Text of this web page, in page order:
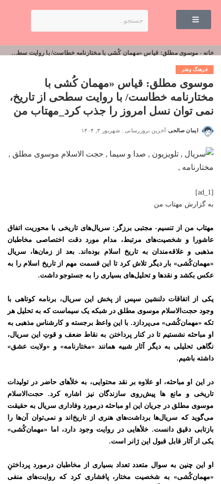
خانه - موسوی مطلق: قیاس «مهمان کُشی با مختارنامه خطاست/ با روایت سطحی از تاریخ، نمی توان نسل امروز را جذب کرد_مهتاب من
فرهنگ وهنر
موسوی مطلق: قیاس «مهمان کُشی با
مختارنامه خطاست/ با روایت سطحی از تاریخ،
نمی توان نسل امروز را جذب کرد_مهتاب من
ایمان صالحی آخرین بروزرسانی : شهریور ۳, ۱۴۰۴
[ad_1]
به گزارش مهتاب من
مهتاب من از تنسیم- مجتبی برزگر: سریال‌های تاریخی با محوریت اتفاق
عاشورا و شخصیت‌های مرتبط، مدام مورد دقت اختصاصی مخاطبان
مذهبی و علاقه‌مندان به تاریخ اسلام بوده‌اند. بعد از زمان‌ها، سریال
«مهمان‌کُشی» بار دیگر تلاش کرد تا این قسمت مهم از تاریخ اسلام را به
عکس بکشد و نقدها و تحلیل‌های بسیاری را به جستوجو داشت.
یکی از اتفاقات دلنشین سپس از پخش این سریال، برنامه کوتاهی با
وجود حجت‌الاسلام موسوی مطلق در شبکه یک سیماست که به تحلیل هر
تکه «مهمان‌کُشی» می‌پردازد. با این واعظ برجسته و کارشناس مذهبی به
او مباحثه نشستیم تا در کنار پرداختن به نقاط ضعف و قوتِ این سریال،
نگاهی تحلیلی به دیگر آثار شبیه همانند «مختارنامه» و «ولایت عشق»
داشته باشیم.
در این او مباحثه، او علاوه بر نقد محتوایی، به خلأهای حاضر در تولیدات
تاریخی و مانع ها پیش‌روی سازندگان نیز اشاره کرد. حجت‌الاسلام
موسوی مطلق در جریان این او مباحثه درمورد وفاداری سریال به حقیقت
می‌گوید که سریال‌ها برداشت‌های هنری از تاریخ‌اند و نمی‌توان آن‌ها را
بازتابی دقیق دانست. خلأهایی در روایت وجود دارد، اما «مهمان‌کُشی»
یکی از آثار قابل قبول این ژانر است.
او این چنین به سوال متعدد تعداد بسیاری از مخاطبان درمورد پرداختنِ
«مهمان‌کُشی» به شخصیت مختار، پافشاری کرد که روایت‌های منفی